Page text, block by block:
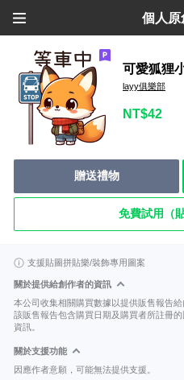
個人原
可愛狐狸
layy俱樂部
NT$42
贈送禮物
免費試用（
支援貼圖拼貼樂/裝飾專用圖案
關於提供給創作者的資訊
本公司收集相關購買數據以提供販售報告給
該販售報告包含購買日期及購買者所註冊
資訊。
關於支援功能
因應作者意願，可能無法提供支援。